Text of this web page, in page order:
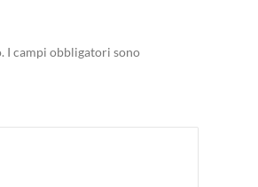
I campi obbligatori sono